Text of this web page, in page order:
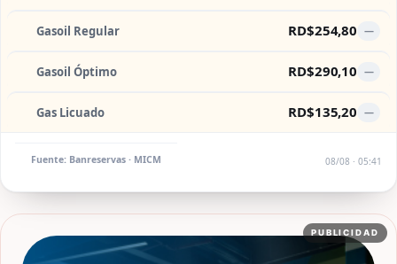
Gasoil Regular RD$254,80 —
Gasoil Óptimo RD$290,10 —
Gas Licuado RD$135,20 —
Fuente: Banreservas · MICM 08/08 · 05:41
PUBLICIDAD